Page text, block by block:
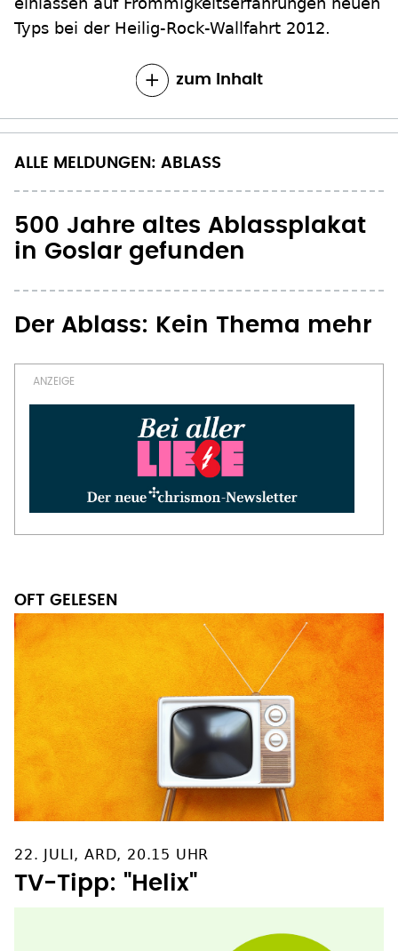
Typs bei der Heilig-Rock-Wallfahrt 2012.
zum Inhalt
ALLE MELDUNGEN: ABLASS
500 Jahre altes Ablassplakat
in Goslar gefunden
Der Ablass: Kein Thema mehr
OFT GELESEN
22. JULI, ARD, 20.15 UHR
TV-Tipp: "Helix"